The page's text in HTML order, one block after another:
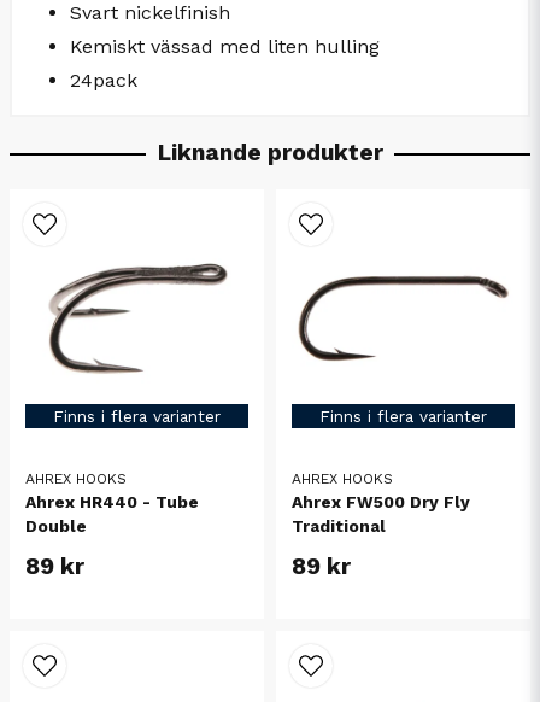
Svart nickelfinish
Kemiskt vässad med liten hulling
24pack
Liknande produkter
Finns i flera varianter
AHREX HOOKS
Ahrex HR440 - Tube
Double
89 kr
Finns i flera varianter
AHREX HOOKS
Ahrex FW500 Dry Fly
Traditional
89 kr